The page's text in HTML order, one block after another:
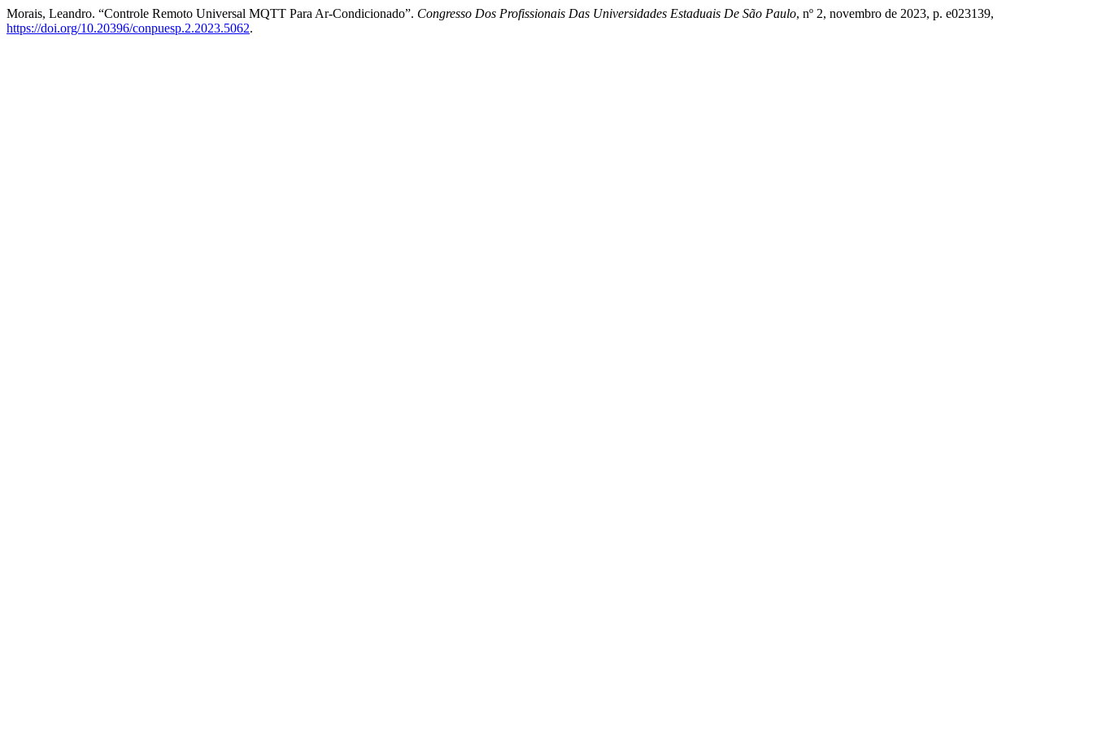
Morais, Leandro. “Controle Remoto Universal MQTT Para Ar-Condicionado”. Congresso Dos Profissionais Das Universidades Estaduais De São Paulo, nº 2, novembro de 2023, p. e023139,
https://doi.org/10.20396/conpuesp.2.2023.5062.